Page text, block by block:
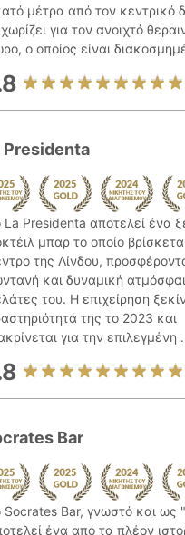
μέτρα από τον κεντρικό
για τον ανοιχτό
ο οποίος είναι
Presidenta
La Presidenta αποτελεί ένα
μπαρ το οποίο
της Λίνδου,
και δυναμική
του. Η επιχείρηση
της το 2023 και
για την επιλεγμένη
Bar
Socrates Bar, γνωστό και ως
ένα από τα πλέον